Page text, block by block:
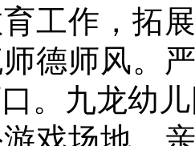
工作，拓
德师风。
。九龙幼